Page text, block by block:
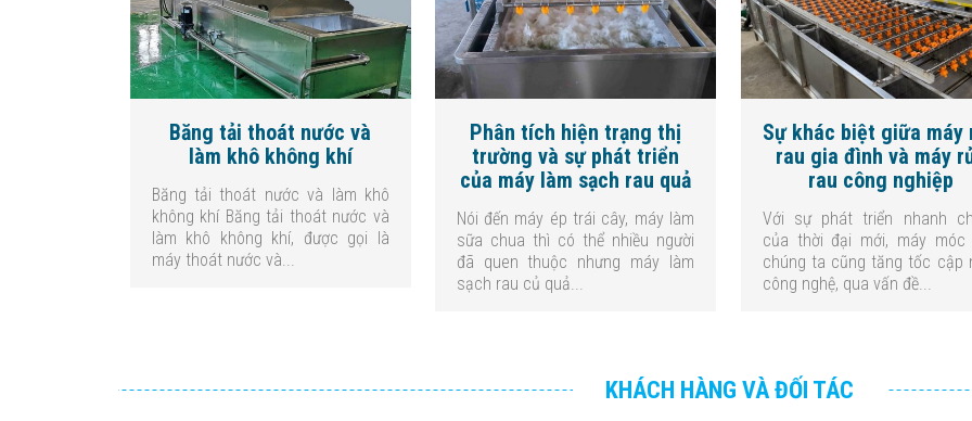
Băng tải thoát nước và
làm khô không khí
Băng tải thoát nước và làm khô
không khí Băng tải thoát nước và
làm khô không khí, được gọi là
máy thoát nước và...
Phân tích hiện trạng thị
trường và sự phát triển
của máy làm sạch rau quả
Nói đến máy ép trái cây, máy làm
sữa chua thì có thể nhiều người
đã quen thuộc nhưng máy làm
sạch rau củ quả...
Sự khác biệt giữa máy
rau gia đình và máy
rau công nghiệp
Với sự phát triển nhanh
của thời đại mới, máy móc
chúng ta cũng tăng tốc cập
công nghệ, qua vấn đề...
KHÁCH HÀNG VÀ ĐỐI TÁC